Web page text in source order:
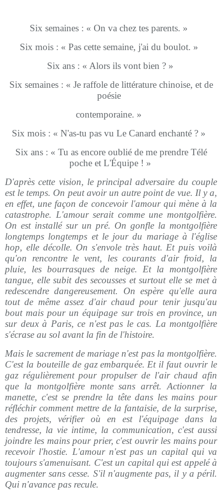
Six semaines : « On va chez tes parents. »
Six mois : « Pas cette semaine, j'ai du boulot. »
Six ans : « Alors ils vont bien ? »
Six semaines : « Je raffole de littérature chinoise, et de
poésie
contemporaine. »
Six mois : « N'as-tu pas vu Le Canard enchanté ? »
Six ans : « Tu as encore oublié de me prendre Télé
poche et L'Équipe ! »
D'après cette vision, le principal adversaire du couple
est le temps. On peut avoir un autre point de vue. Il y a,
en effet, une façon de concevoir l'amour qui mène à la
catastrophe. L'amour serait comme une montgolfière.
On est installé sur un pré. On gonfle la montgolfière
longtemps longtemps et le jour du mariage à l'église
hop, elle décolle. On s'envole très haut. Et puis voilà
qu'on rencontre le vent, les courants d'air froid, la
pluie, les bourrasques de neige. Et la montgolfière
tangue, elle subit des secousses et surtout elle se met à
redescendre dangereusement. On espère qu'elle aura
tout de même assez d'air chaud pour tenir jusqu'au
bout mais pour un équipage sur trois en province, un
sur deux à Paris, ce n'est pas le cas. La montgolfière
s'écrase au sol avant la fin de l'histoire.
Mais le sacrement de mariage n'est pas la montgolfière.
C'est la bouteille de gaz embarquée. Et il faut ouvrir le
gaz régulièrement pour propulser de l'air chaud afin
que la montgolfière monte sans arrêt. Actionner la
manette, c'est se prendre la tête dans les mains pour
réfléchir comment mettre de la fantaisie, de la surprise,
des projets, vérifier où en est l'équipage dans la
tendresse, la vie intime, la communication, c'est aussi
joindre les mains pour prier, c'est ouvrir les mains pour
recevoir l'hostie. L'amour n'est pas un capital qui va
toujours s'amenuisant. C'est un capital qui est appelé à
augmenter sans cesse. S'il n'augmente pas, il y a péril.
Qui n'avance pas recule.